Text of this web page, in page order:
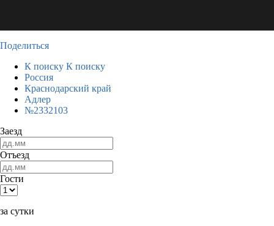
Поделиться
К поиску К поиску
Россия
Краснодарский край
Адлер
№2332103
Заезд
Отъезд
Гости
за сутки